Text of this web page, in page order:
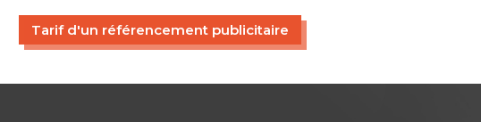
Tarif d'un référencement publicitaire